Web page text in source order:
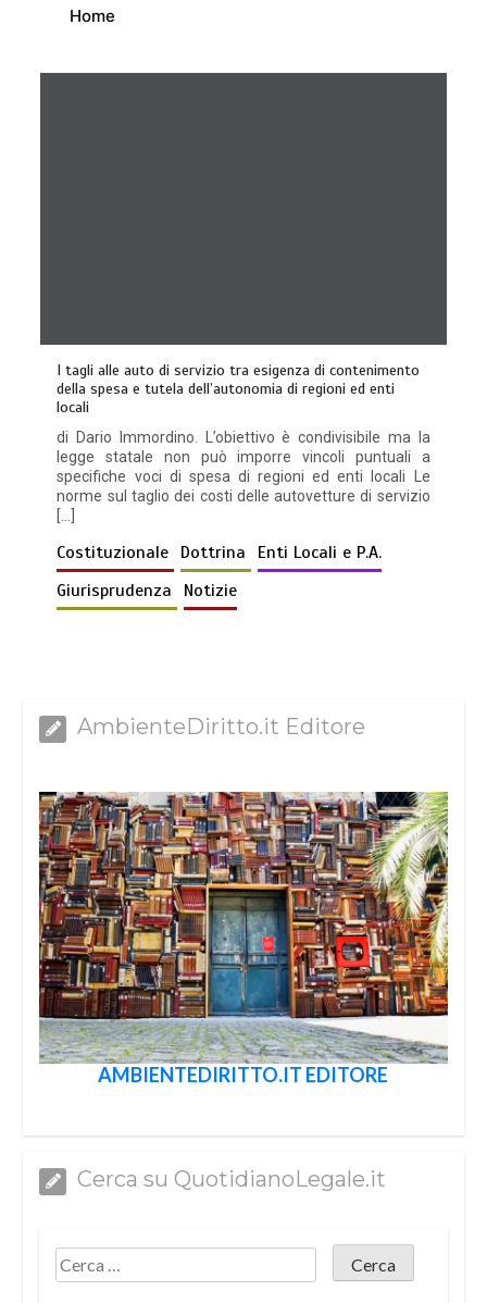
Home
I tagli alle auto di servizio tra esigenza di contenimento
della spesa e tutela dell’autonomia di regioni ed enti
locali
di Dario Immordino. L’obiettivo è condivisibile ma la
legge statale non può imporre vincoli puntuali a
specifiche voci di spesa di regioni ed enti locali Le
norme sul taglio dei costi delle autovetture di servizio
[…]
Costituzionale Dottrina
Enti Locali e P.A.
Giurisprudenza
Notizie
AmbienteDiritto.it Editore
AMBIENTEDIRITTO.IT EDITORE
Cerca su QuotidianoLegale.it